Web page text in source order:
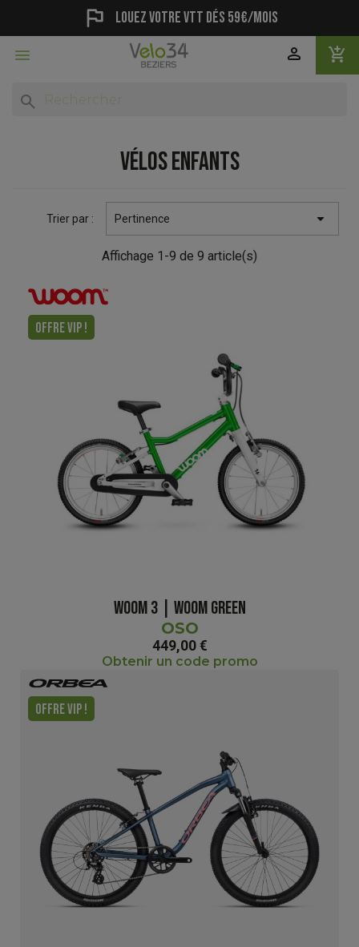
flag Louez votre vtt dés 59€/mois
 add_shopping_cart
person
search
VÉLOS ENFANTS
Trier par : Pertinence 
Affichage 1-9 de 9 article(s)
OFFRE VIP !
WOOM 3 | WOOM GREEN
OSO
449,00 €
Obtenir un code promo
OFFRE VIP !